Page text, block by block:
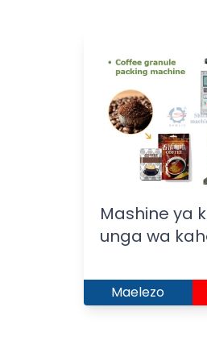
Mashine ya
unga wa
Maelezo